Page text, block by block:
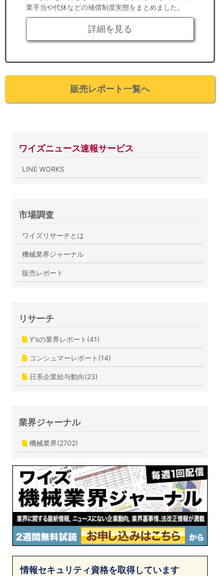
業手当や代休などの補償制度実態をまとめました。
詳細を見る
販売レポート一覧へ
ワイズニュース速報サービス
LINE WORKS
市場調査
ワイズリサーチとは
機械業界ジャーナル
販売レポート
リサーチ
Y'sの業界レポート(41)
コンシュマーレポート(14)
日系企業給与動向(23)
業界ジャーナル
機械業界(2702)
情報セキュリティ資格を取得しています